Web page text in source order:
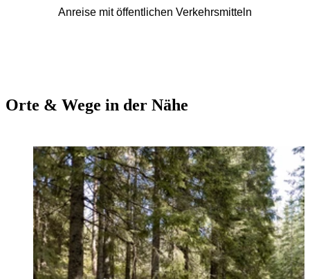
Anreise mit öffentlichen Verkehrsmitteln
Orte & Wege in der Nähe